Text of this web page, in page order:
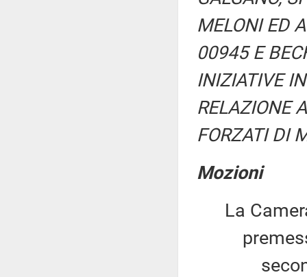
MELONI ED
00945 E
INIZIATIVE
RELAZIONE
FORZATI DI
Mozioni
La
secondo